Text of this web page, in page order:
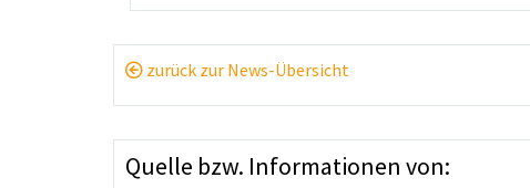
zurück zur News-Übersicht
Quelle bzw. Informationen von: